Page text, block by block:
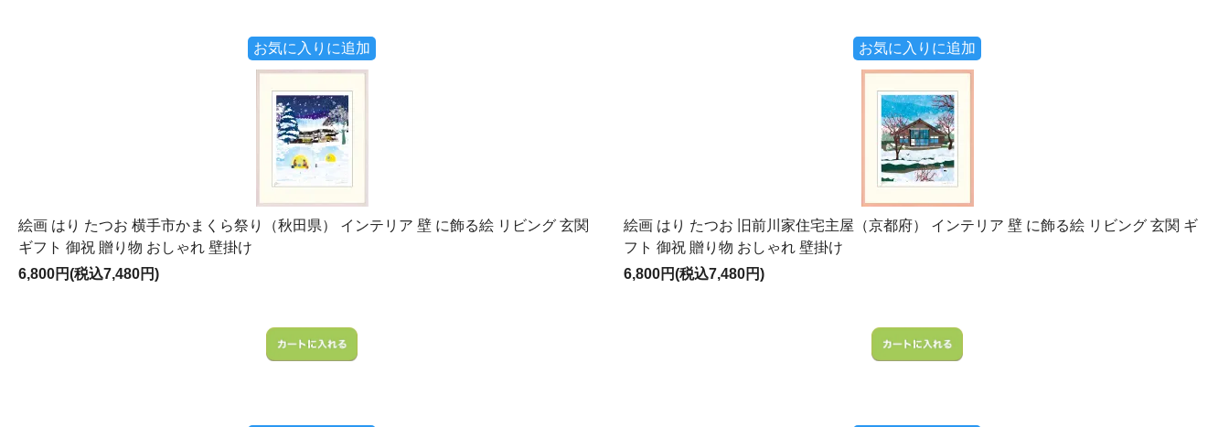
お気に入りに追加 お気に入りに追加
絵画 はり たつお 横手市かまくら祭り（秋田県） インテリア 壁 に飾る絵 リビング 玄関
ギフト 御祝 贈り物 おしゃれ 壁掛け
6,800円(税込7,480円)
絵画 はり たつお 旧前川家住宅主屋（京都府） インテリア 壁 に飾る絵 リビング 玄関 ギ
フト 御祝 贈り物 おしゃれ 壁掛け
6,800円(税込7,480円)